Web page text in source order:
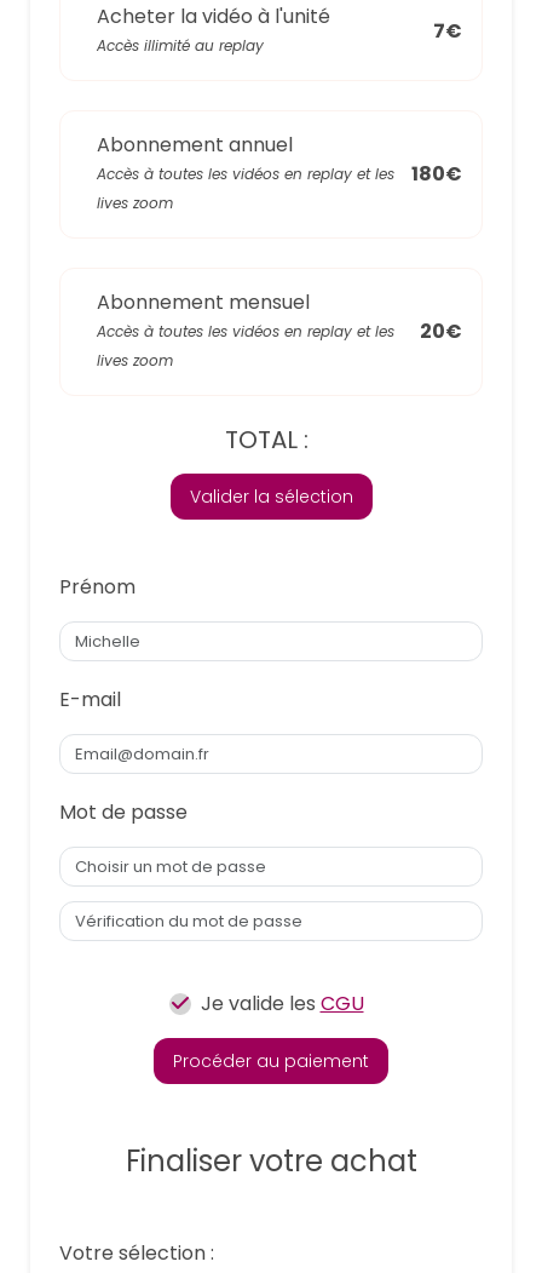
Acheter la vidéo à l'unité
Accès illimité au replay
7€
Abonnement annuel
Accès à toutes les vidéos en replay et les
lives zoom
180€
Abonnement mensuel
Accès à toutes les vidéos en replay et les
lives zoom
20€
TOTAL :
Valider la sélection
Prénom
E-mail
Mot de passe
Je valide les CGU
Procéder au paiement
Finaliser votre achat
Votre sélection :